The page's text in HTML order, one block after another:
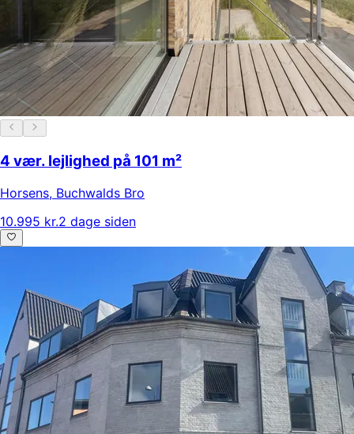
4 vær. lejlighed på 101 m²
Horsens, Buchwalds Bro
10.995 kr.2 dage siden